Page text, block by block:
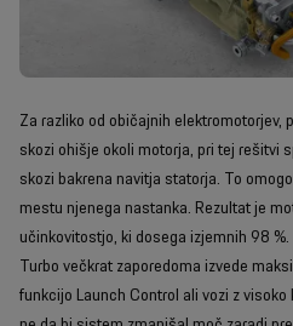
Za razliko od običajnih elektromotorjev,
skozi ohišje okoli motorja, pri tej rešitvi
skozi bakrena navitja statorja. To
mestu njenega nastanka. Rezultat je
učinkovitostjo, ki dosega izjemnih 98
Turbo večkrat zaporedoma izvede
funkcijo Launch Control ali vozi z